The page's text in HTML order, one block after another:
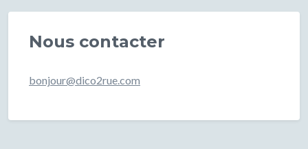
Nous contacter
bonjour@dico2rue.com